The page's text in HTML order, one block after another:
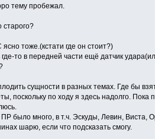
тему пробежал.
старого?
тоже.(кстати где он стоит?)
то в передней части ещё датчик
сущности в разных темах. Где бы
поскольку по ходу я здесь надолго.
ПР было много, в т.ч. Эскуды, Левин,
шарю, если что подсказать смогу.